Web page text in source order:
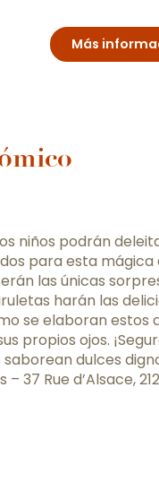
Más
niños podrán
para esta mágica
las únicas
harán las
se elaboran estos
propios ojos.
dulces
37 Rue d’Alsace,